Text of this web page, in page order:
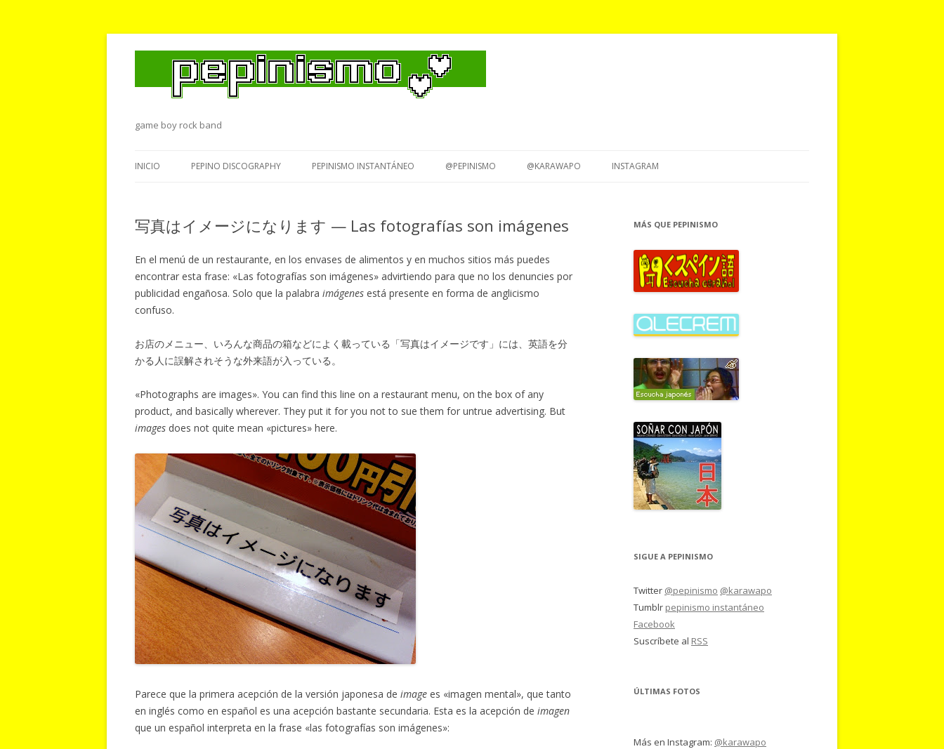
game boy rock band
al
INICIO PEPINO DISCOGRAPHY PEPINISMO INSTANTÁNEO @PEPINISMO @KARAWAPO INSTAGRAM
写真はイメージになります — Las fotografías son imágenes
En el menú de un restaurante, en los envases de alimentos y en muchos sitios más puedes
encontrar esta frase: «Las fotografías son imágenes» advirtiendo para que no los denuncies por
publicidad engañosa. Solo que la palabra imágenes está presente en forma de anglicismo
confuso.
お店のメニュー、いろんな商品の箱などによく載っている「写真はイメージです」には、英語を分
かる人に誤解されそうな外来語が入っている。
«Photographs are images». You can find this line on a restaurant menu, on the box of any
product, and basically wherever. They put it for you not to sue them for untrue advertising. But
images does not quite mean «pictures» here.
Parece que la primera acepción de la versión japonesa de image es «imagen mental», que tanto
en inglés como en español es una acepción bastante secundaria. Esta es la acepción de imagen
que un español interpreta en la frase «las fotografías son imágenes»:
MÁS QUE PEPINISMO
SIGUE A PEPINISMO
Twitter @pepinismo @karawapo
Tumblr pepinismo instantáneo
Facebook
Suscríbete al RSS
ÚLTIMAS FOTOS
Más en Instagram: @karawapo